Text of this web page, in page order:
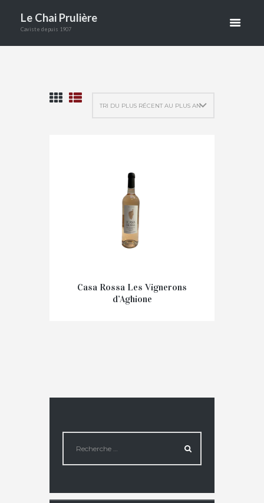
BOUTIQUE
ACCUEIL
Le Chai Prulière
Caviste depuis 1907
Casa Rossa Les Vignerons
d’Aghione